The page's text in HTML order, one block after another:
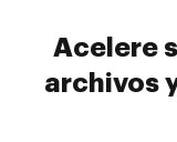
Acelere
archivos